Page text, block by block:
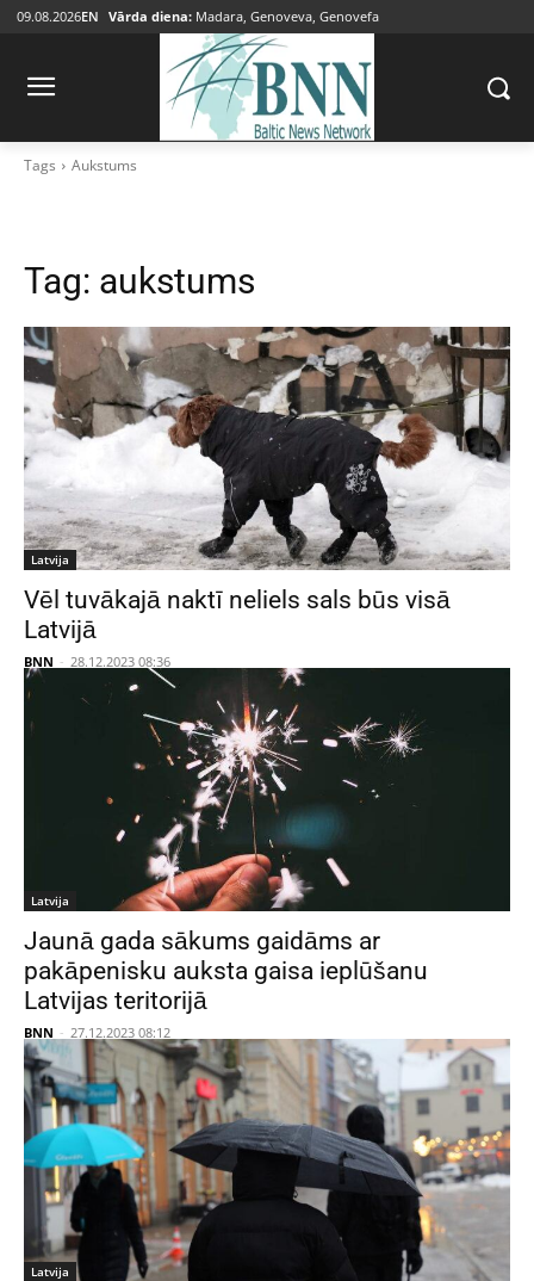
09.08.2026EN Vārda diena: Madara, Genoveva, Genovefa
Tags Aukstums
Tag: aukstums
Latvija
Vēl tuvākajā naktī neliels sals būs visā
Latvijā
BNN - 28.12.2023 08:36
Latvija
Jaunā gada sākums gaidāms ar
pakāpenisku auksta gaisa ieplūšanu
Latvijas teritorijā
BNN - 27.12.2023 08:12
Latvija